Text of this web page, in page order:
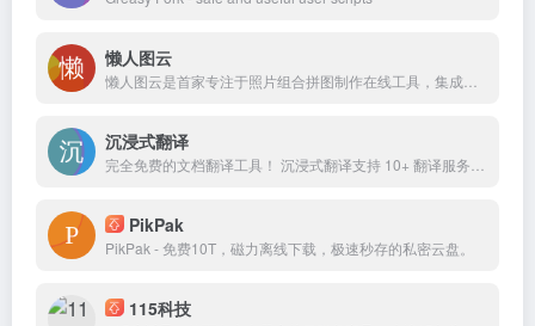
懒人图云
沉浸式翻译
PikPak
PikPak - 免费10T，磁力离线下载，极速秒存的私密云盘。
115科技